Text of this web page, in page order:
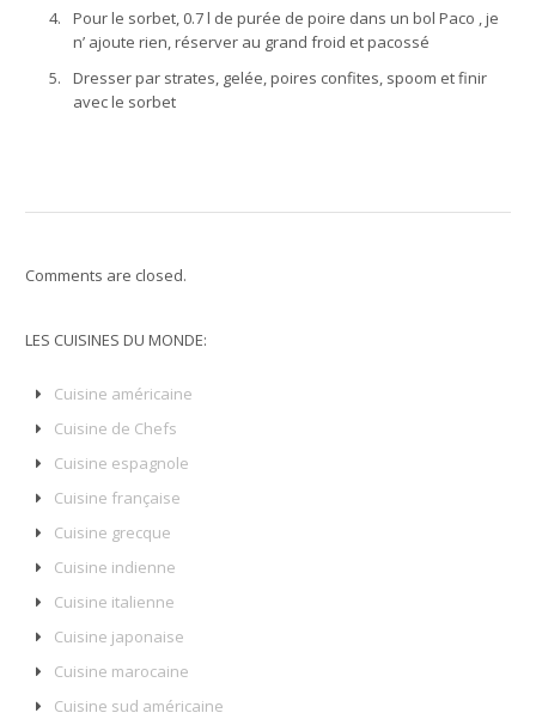
4.
Pour le sorbet, 0.7 l de purée de poire dans un bol Paco , je
n’ ajoute rien, réserver au grand froid et pacossé
5.
Dresser par strates, gelée, poires confites, spoom et finir
avec le sorbet
Comments are closed.
LES CUISINES DU MONDE:
Cuisine américaine
Cuisine de Chefs
Cuisine espagnole
Cuisine française
Cuisine grecque
Cuisine indienne
Cuisine italienne
Cuisine japonaise
Cuisine marocaine
Cuisine sud américaine